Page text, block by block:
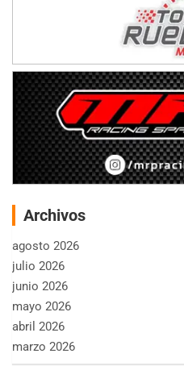
Archivos
agosto 2026
julio 2026
junio 2026
mayo 2026
abril 2026
marzo 2026